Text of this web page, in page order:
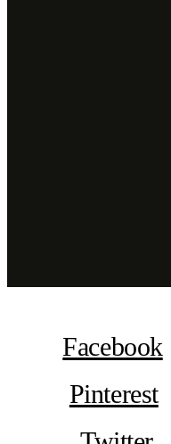
Facebook
Pinterest